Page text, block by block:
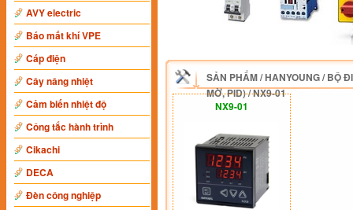
AVY electric
Báo mất khí VPE
Cáp điện
Cây nâng nhiệt
Cảm biến nhiệt độ
Công tắc hành trình
Cikachi
DECA
Đèn công nghiệp
SẢN PHẨM/HANYOUNG/BỘ
MỜ, PID)/NX9-01
NX9-01